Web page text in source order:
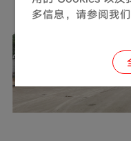
多信息，请参阅我